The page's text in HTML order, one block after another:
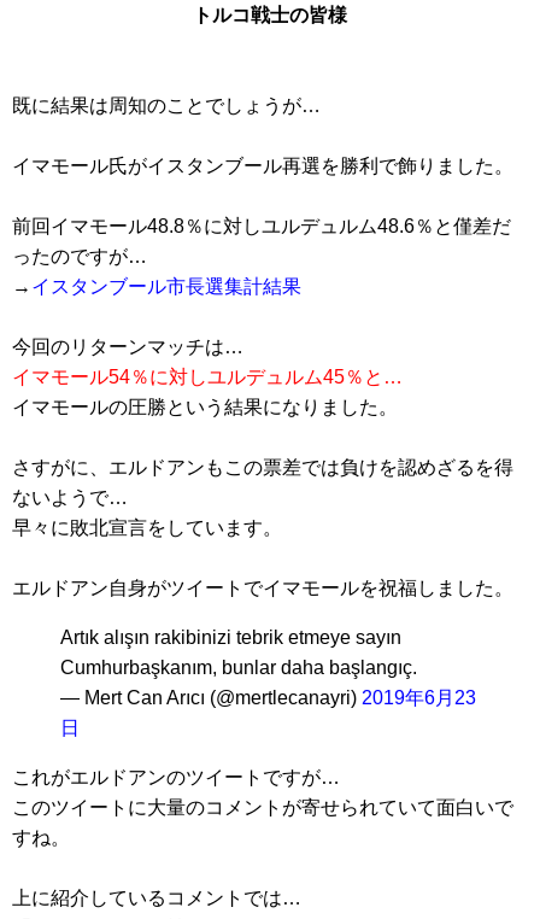
トルコ戦士の皆様
既に結果は周知のことでしょうが…
イマモール氏がイスタンブール再選を勝利で飾りました。
前回イマモール48.8％に対しユルデュルム48.6％と僅差だ
ったのですが…
→ イスタンブール市長選集計結果
今回のリターンマッチは…
イマモール54％に対しユルデュルム45％と…
イマモールの圧勝という結果になりました。
さすがに、エルドアンもこの票差では負けを認めざるを得
ないようで…
早々に敗北宣言をしています。
エルドアン自身がツイートでイマモールを祝福しました。
Artık alışın rakibinizi tebrik etmeye sayın
Cumhurbaşkanım, bunlar daha başlangıç.
— Mert Can Arıcı (@mertlecanayri) 2019年6月23
日
これがエルドアンのツイートですが…
このツイートに大量のコメントが寄せられていて面白いで
すね。
上に紹介しているコメントでは…